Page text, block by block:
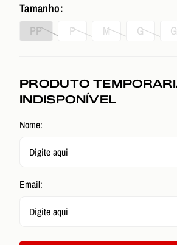
Tamanho:
PP
P M G
PRODUTO
INDISPONÍVEL
Nome:
Email: